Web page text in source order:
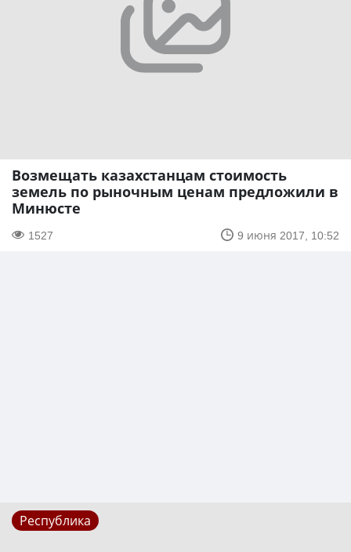
Возмещать казахстанцам стоимость
земель по рыночным ценам предложили в
Минюсте
1527 9 июня 2017, 10:52
Республика